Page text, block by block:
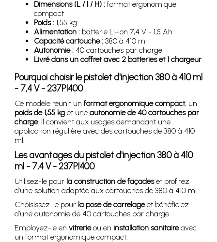
Dimensions (L / l / H) : format ergonomique
compact
Poids : 1,55 kg
Alimentation : batterie Li-ion 7,4 V - 1,5 Ah
Capacité cartouche : 380 à 410 ml
Autonomie : 40 cartouches par charge
Livré dans un coffret avec 2 batteries et 1 chargeur
Pourquoi choisir le pistolet d'injection 380 à 410 ml
- 7,4 V - 237PI400
Ce modèle réunit un format ergonomique compact, un
poids de 1,55 kg et une autonomie de 40 cartouches par
charge. Il convient aux usages demandant une
application régulière avec des cartouches de 380 à 410
ml.
Les avantages du pistolet d'injection 380 à 410
ml - 7,4 V - 237PI400
Utilisez-le pour la construction de façadeset profitez
d’une solution adaptée aux cartouches de 380 à 410 ml.
Choisissez-le pour la pose de carrelageet bénéficiez
d’une autonomie de 40 cartouches par charge.
Employez-le en vitrerieou en installation sanitaireavec
un format ergonomique compact.